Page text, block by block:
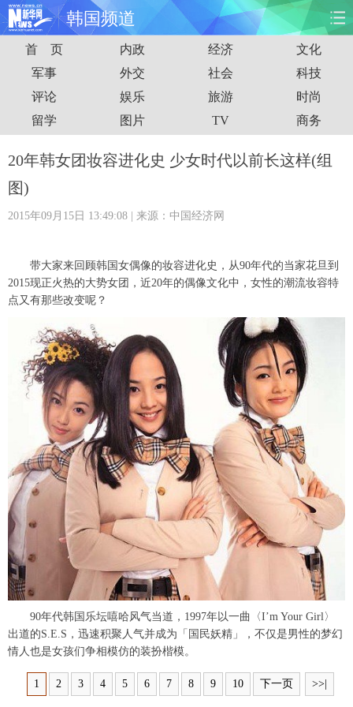
韩国频道
首页 时政 国际 财经
娱乐 体育 人事 教育
时尚 思客 地方 法治
科技 能源 房产
图片 视频 彩票 食品
旅游
金融 公益 军事 无人机
富媒体 摄影 新华广播
新华电视中文 新华电视英文 返回PC
首 页 内政 经济
文化
军事
外交 社会
科技
评论
娱乐 旅游
时尚
留学
图片 TV 商务
20年韩女团妆容进化史 少女时代以前长这样(组
图)
2015年09月15日 13:49:08 | 来源：中国经济网
带大家来回顾韩国女偶像的妆容进化史，从90年代的当家花旦到
2015现正火热的大势女团，近20年的偶像文化中，女性的潮流妆容特
点又有那些改变呢？
90年代韩国乐坛嘻哈风气当道，1997年以一曲〈I’m Your Girl〉
出道的S.E.S，迅速积聚人气并成为「国民妖精」，不仅是男性的梦幻
情人也是女孩们争相模仿的装扮楷模。
1 2 3 4 5 6 7 8 9 10 下一页 >>|